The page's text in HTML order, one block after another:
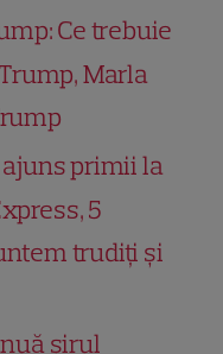
Ce trebuie
Marla
primii la
5
trudiți și
șirul